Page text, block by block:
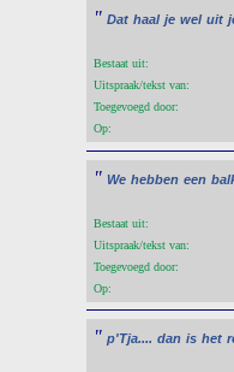
" Dat haal je wel uit
Bestaat uit:
Uitspraak/tekst van:
Toegevoegd door:
Op:
" We hebben een
Bestaat uit:
Uitspraak/tekst van:
Toegevoegd door:
Op:
" p'Tja.... dan is het